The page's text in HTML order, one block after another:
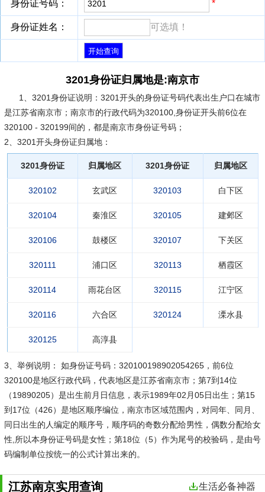
身份证号码： *
身份证姓名： 可选填！
3201身份证归属地是:南京市
1、3201身份证说明： 3201开头的身份证号码代表出生户口在城市
是江苏省南京市；南京市的行政代码为320100,身份证开头前6位在
320100 - 320199间的，都是南京市身份证号码；
2、3201开头身份证归属地：
3201身份证 归属地区 3201身份证 归属地区
320102 玄武区 320103 白下区
320104 秦淮区 320105 建邺区
320106 鼓楼区 320107 下关区
320111 浦口区 320113 栖霞区
320114 雨花台区 320115 江宁区
320116 六合区 320124 溧水县
320125 高淳县
3、举例说明：
如身份证号码：320100198902054265，前6位
320100是地区行政代码，代表地区是江苏省南京市；第7到14位
（19890205）是出生前月日信息，表示1989年02月05日出生；第15
到17位（426）是地区顺序编位，南京市区域范围内，对同年、同月、
同日出生的人编定的顺序号，顺序码的奇数分配给男性，偶数分配给女
性,所以本身份证号码是女性；第18位（5）作为尾号的校验码，是由号
码编制单位按统一的公式计算出来的。
江苏南京实用查询 生活必备神器